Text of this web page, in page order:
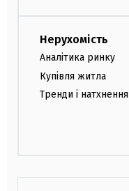
Нерухомість
Аналітика ринку
Купівля житла
Тренди і натхнення